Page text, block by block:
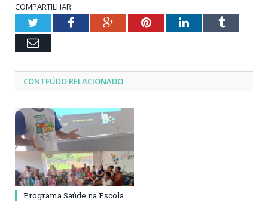
COMPARTILHAR:
TwitterFacebookGoogle+PinterestLinkedInTumblr
Email
CONTEÚDO RELACIONADO
Programa Saúde na Escola